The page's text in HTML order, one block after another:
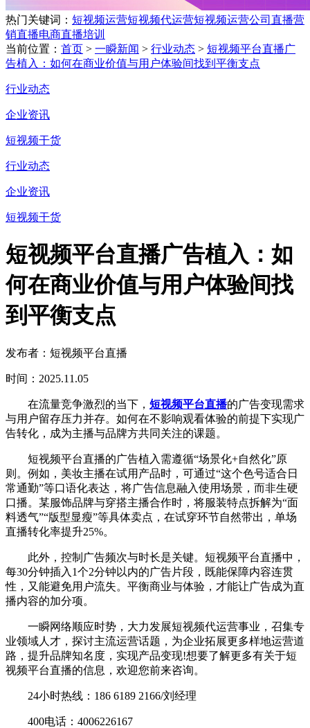
热门关键词： 短视频运营短视频代运营短视频运营公司 直播营
销直播电商直播培训
当前位置： 首页 > 一瞬新闻 > 行业动态 > 短视频平台直播广
告植入：如何在商业价值与用户体验间找到平衡支点
行业动态
企业资讯
短视频干货
行业动态
企业资讯
短视频干货
短视频平台直播广告植入：如
何在商业价值与用户体验间找
到平衡支点
发布者：短视频平台直播
时间：2025.11.05
在流量竞争激烈的当下， 短视频平台直播的广告变现需求
与用户留存压力并存。如何在不影响观看体验的前提下实现广
告转化，成为主播与品牌方共同关注的课题。
短视频平台直播的广告植入需遵循“场景化+自然化”原
则。例如，美妆主播在试用产品时，可通过“这个色号适合日
常通勤”等口语化表达，将广告信息融入使用场景，而非生硬
口播。某服饰品牌与穿搭主播合作时，将服装特点拆解为“面
料透气”“版型显瘦”等具体卖点，在试穿环节自然带出，单场
直播转化率提升25%。
此外，控制广告频次与时长是关键。短视频平台直播中，
每30分钟插入1个2分钟以内的广告片段，既能保障内容连贯
性，又能避免用户流失。平衡商业与体验，才能让广告成为直
播内容的加分项。
一瞬网络顺应时势，大力发展短视频代运营事业，召集专
业领域人才，探讨主流运营话题，为企业拓展更多样地运营道
路，提升品牌知名度，实现产品变现!想要了解更多有关于短
视频平台直播的信息，欢迎您前来咨询。
24小时热线：186 6189 2166/刘经理
400电话：4006226167